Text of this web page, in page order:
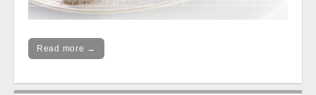
Read more →